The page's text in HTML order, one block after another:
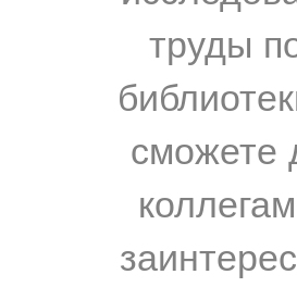
труды
сможете